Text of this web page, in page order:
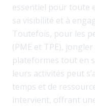
essentiel pour toute
sa visibilité et à
Toutefois, pour les
(PME et TPE),
plateformes tout en
leurs activités peut
temps et de
intervient, offrant